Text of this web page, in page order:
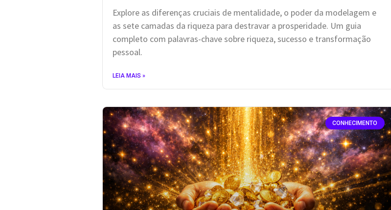
Explore as diferenças cruciais de mentalidade, o poder da modelagem e
as sete camadas da riqueza para destravar a prosperidade. Um guia
completo com palavras-chave sobre riqueza, sucesso e transformação
pessoal.
LEIA MAIS »
CONHECIMENTO